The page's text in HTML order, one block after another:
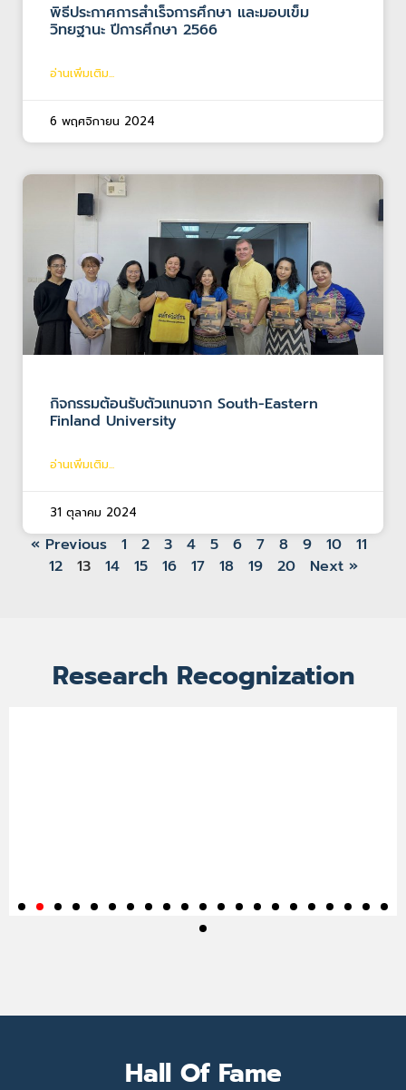
พิธีประกาศการสำเร็จการศึกษา และมอบเข็ม
วิทยฐานะ ปีการศึกษา 2566
อ่านเพิ่มเติม...
6 พฤศจิกายน 2024
กิจกรรมต้อนรับตัวแทนจาก South-Eastern
Finland University
อ่านเพิ่มเติม...
31 ตุลาคม 2024
« Previous 1 2 3 4 5 6 7 8 9 10
11
12
13 14 15 16 17 18 19 20 Next »
Research Recognization
Hall Of Fame